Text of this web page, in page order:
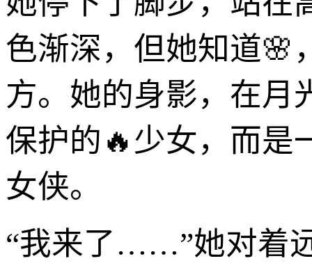
色渐深，但她知道🌸
方。她的身影，在月
保护的🔥少女，而是
女侠。
“我来了……”她对着